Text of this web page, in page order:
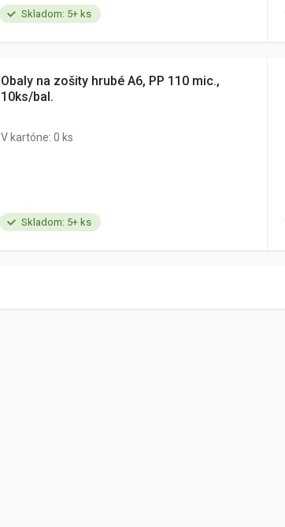
Skladom: 5+ ks
Skladom: 5+ ks
Obaly na zošity hrubé A6, PP 110 mic.,
10ks/bal.
V kartóne: 0 ks